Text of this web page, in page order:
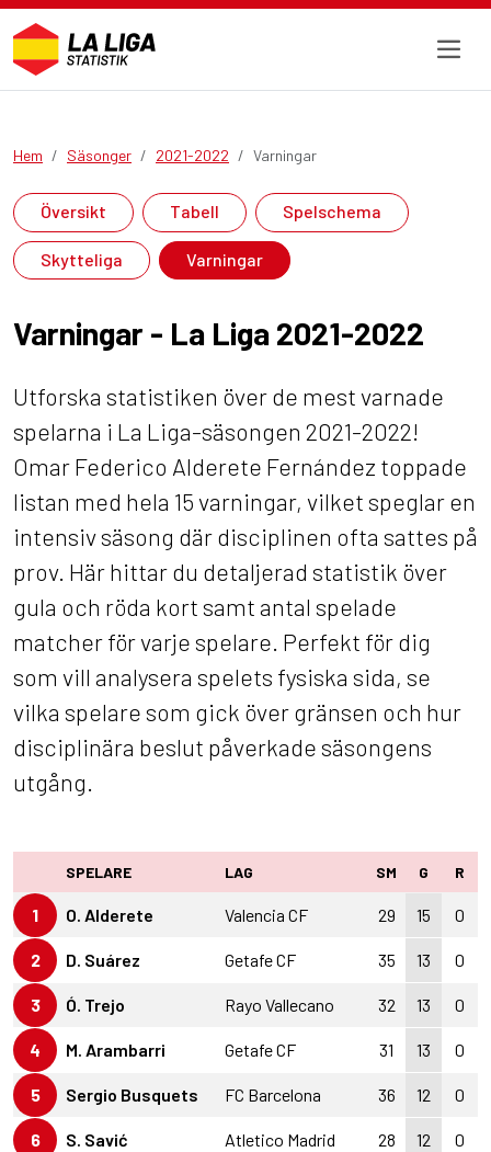
Hem Säsonger 2021-2022 Varningar
Översikt Tabell Spelschema
Skytteliga Varningar
Varningar - La Liga 2021-2022
Utforska statistiken över de mest varnade
spelarna i La Liga-säsongen 2021-2022!
Omar Federico Alderete Fernández toppade
listan med hela 15 varningar, vilket speglar en
intensiv säsong där disciplinen ofta sattes på
prov. Här hittar du detaljerad statistik över
gula och röda kort samt antal spelade
matcher för varje spelare. Perfekt för dig
som vill analysera spelets fysiska sida, se
vilka spelare som gick över gränsen och hur
disciplinära beslut påverkade säsongens
utgång.
SPELARE LAG SM G R
1 O. Alderete Valencia CF 29 15 0
2 D. Suárez Getafe CF 35 13 0
3 Ó. Trejo Rayo Vallecano 32 13 0
4 M. Arambarri Getafe CF 31 13 0
5 Sergio Busquets FC Barcelona 36 12 0
6 S. Savić Atletico Madrid 28 12 0